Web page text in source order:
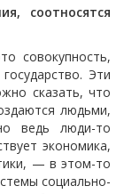
соотносятся
совокупность,
Эти
сказать, что
людьми,
ведь люди-то
экономика,
— в этом-то
социально-